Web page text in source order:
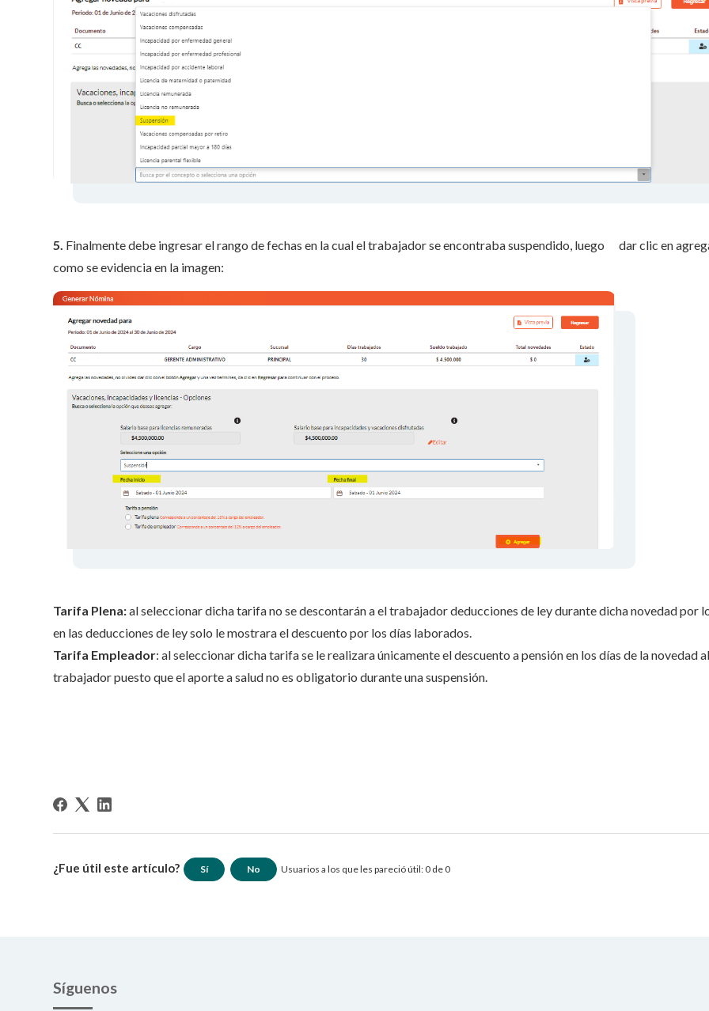
5. Finalmente debe ingresar el rango de fechas en la cual el trabajador se encontraba suspendido, luego dar clic en
como se evidencia en la imagen:
Tarifa Plena:al seleccionar dicha tarifa no se descontarán a el trabajador deducciones de ley durante dicha novedad por
en las deducciones de ley solo le mostrara el descuento por los días laborados.
Tarifa Empleador: al seleccionar dicha tarifa se le realizara únicamente el descuento a pensión en los días de la novedad
trabajador puesto que el aporte a salud no es obligatorio durante una suspensión.
¿Fue útil este artículo? Sí No Usuarios a los que les pareció útil: 0 de 0
Síguenos